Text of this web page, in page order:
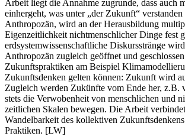
Arbeit liegt die Annahme zugrunde, dass auch
einhergeht, was unter „der Zukunft“
Anthropozän, wird an der Herausbildung
Eigenzeitlichkeit nichtmenschlicher Dinge fest
erdsystemwissenschaftliche Diskursstränge
Anthropozän zugleich geöffnet und
Zukunftspraktiken am Beispiel
Zukunftsdenken gelten können: Zukunft wird
Zugleich werden Zukünfte vom Ende her, z.B.
stets die Verwobenheit von menschlichen und
zeitlichen Skalen bewegen. Die Arbeit
Wandelbarkeit des kollektiven
Praktiken. [LW]